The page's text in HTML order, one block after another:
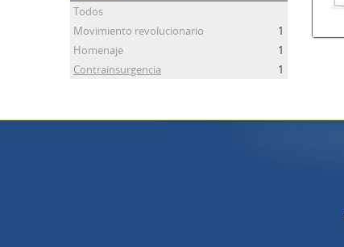
Todos
Movimiento revolucionario
1
Homenaje
1
Contrainsurgencia
1